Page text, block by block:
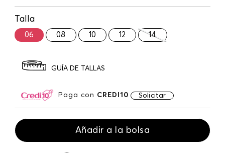
Talla
06 08 10 12 14
GUÍA DE TALLAS
Paga con CREDI10 Solicitar
Añadir a la bolsa